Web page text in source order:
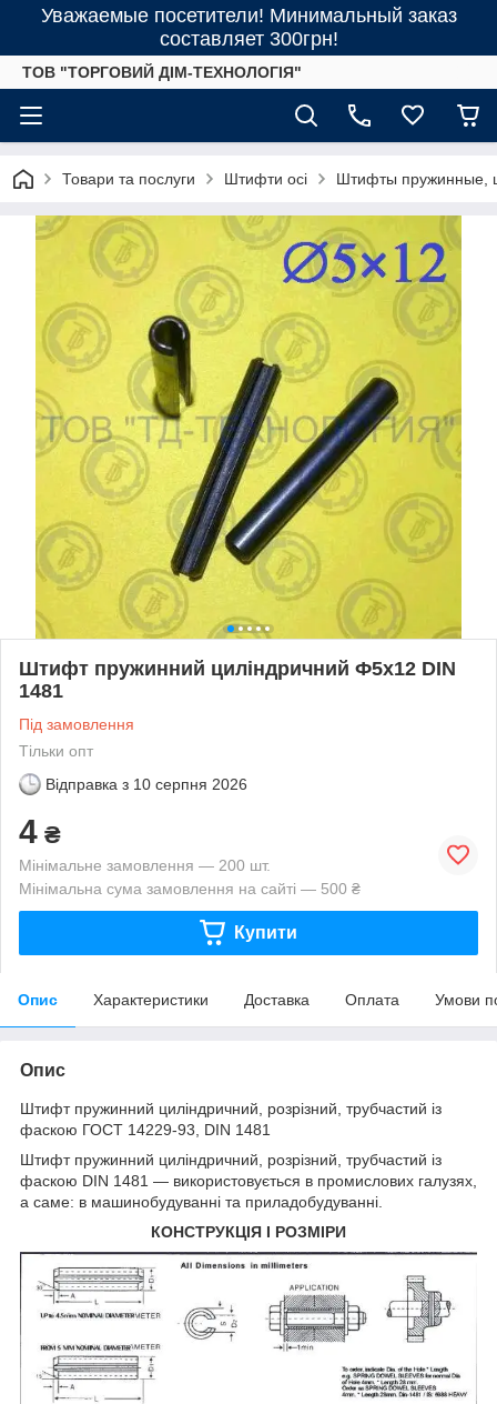
Уважаемые посетители! Минимальный заказ
составляет 300грн!
ТОВ "ТОРГОВИЙ ДІМ-ТЕХНОЛОГІЯ"
Товари та послуги Штифти осі Штифты пружинные,
Штифт пружинний циліндричний Ф5х12 DIN
1481
Під замовлення
Тільки опт
Відправка з 10 серпня 2026
4 ₴
Мінімальне замовлення — 200 шт.
Мінімальна сума замовлення на сайті — 500 ₴
Купити
Опис Характеристики Доставка Оплата Умови
Опис
Штифтпружинний циліндричний, розрізний, трубчастий із
фаскою ГОСТ 14229-93, DIN 1481
Штифт пружинний циліндричний, розрізний, трубчастий із
фаскою DIN 1481 — використовується в промислових галузях,
а саме: в машинобудуванні та приладобудуванні.
КОНСТРУКЦІЯ І РОЗМІРИ